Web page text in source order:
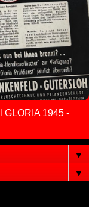
GLORIA 1945 -
▼
▼